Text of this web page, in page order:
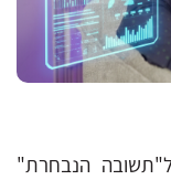
הנבחרת"